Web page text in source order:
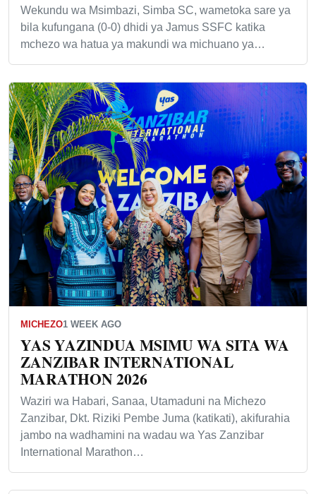
Wekundu wa Msimbazi, Simba SC, wametoka sare ya
bila kufungana (0-0) dhidi ya Jamus SSFC katika
mchezo wa hatua ya makundi wa michuano ya…
MICHEZO1 WEEK AGO
YAS YAZINDUA MSIMU WA SITA WA
ZANZIBAR INTERNATIONAL
MARATHON 2026
Waziri wa Habari, Sanaa, Utamaduni na Michezo
Zanzibar, Dkt. Riziki Pembe Juma (katikati), akifurahia
jambo na wadhamini na wadau wa Yas Zanzibar
International Marathon…